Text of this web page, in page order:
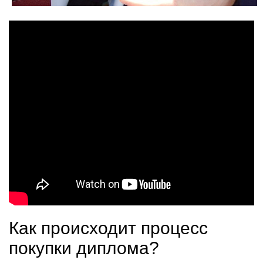
Как происходит процесс
покупки диплома?